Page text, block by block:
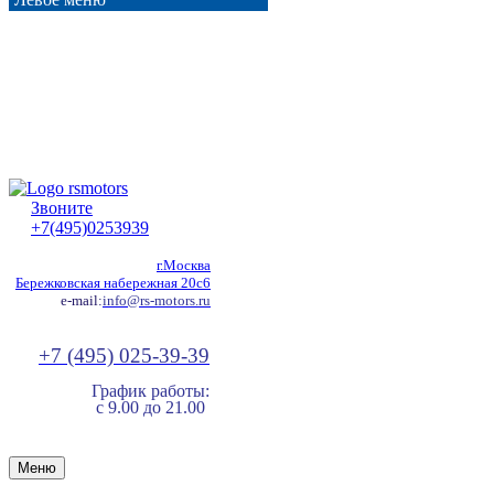
Звоните
+7(495)0253939
г.Москва
Бережковская набережная 20с6
e-mail:info@rs-motors.ru
+7 (495) 025-39-39
График работы:
с 9.00 до 21.00
Меню